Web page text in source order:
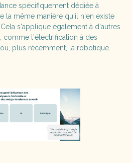
spécifiquement dédiée à
la même manière qu'il n'en existe
s'applique également à d'autres
comme l'électrification à des
plus récemment, la robotique.